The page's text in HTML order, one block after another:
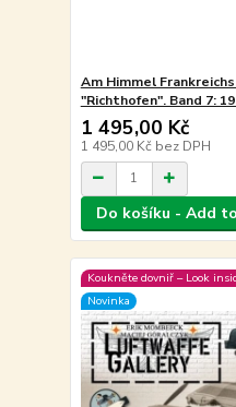
Am Himmel
"Richthofen". Band 7:
1 495,00 Kč
1 495,00 Kč bez DPH
Do košíku - Add
Koukněte dovniř – Look
Novinka